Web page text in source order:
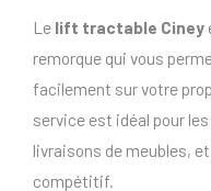
Le lift tractable Ciney
remorque qui vous
facilement sur votre
service est idéal pour
livraisons de meubles,
compétitif.